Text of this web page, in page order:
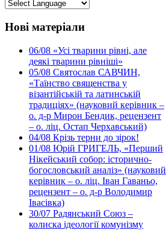
Нові матеріали
06/08 «Усі тварини рівні, але
деякі тварини рівніші»
05/08 Святослав САВЧИН,
«Таїнство священства у
візантійській та латинській
традиціях» (науковий керівник –
о. д-р Мирон Бендик, рецензент
– о. ліц. Остап Черхавський)
04/08 Крізь терни до зірок!
01/08 Юрій ГРИГЕЛЬ, «Перший
Нікейський собор: історично-
богословський аналіз» (науковий
керівник – о. ліц. Іван Гаваньо,
рецензент – о. д-р Володимир
Івасівка)
30/07 Радянський Союз –
колиска ідеології комунізму